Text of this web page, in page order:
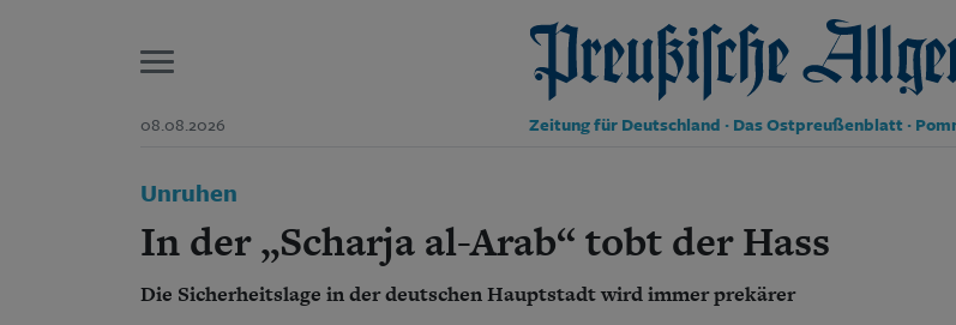
08.08.2026 Preußische Allgemeine Zeitung
Zeitung für Deutschland · Das Ostpreußenblatt ·
Start
Aktuelle Ausgabe
Abonnenten-Login
Abonnent werden
Wirtschaft
Gesellschaft
Suchen und finden
Unruhen
In der „Scharja al-Arab“ tobt der Hass
Die Sicherheitslage in der deutschen Hauptstadt wird immer prekärer